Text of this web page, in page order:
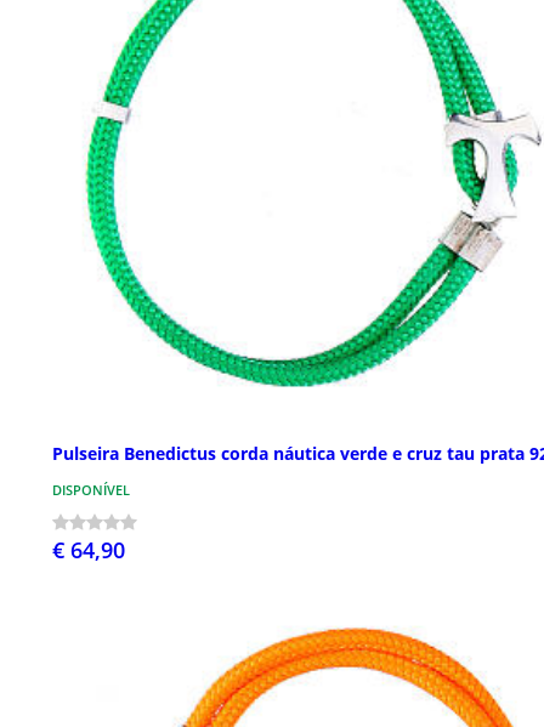
Pulseira Benedictus corda náutica verde e cruz tau prata
DISPONÍVEL
€ 64,90